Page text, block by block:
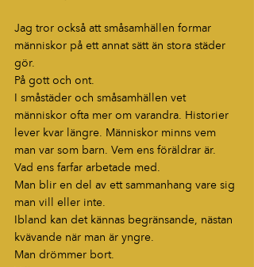
Jag tror också att småsamhällen formar
människor på ett annat sätt än stora städer
gör.
På gott och ont.
I småstäder och småsamhällen vet
människor ofta mer om varandra. Historier
lever kvar längre. Människor minns vem
man var som barn. Vem ens föräldrar är.
Vad ens farfar arbetade med.
Man blir en del av ett sammanhang vare sig
man vill eller inte.
Ibland kan det kännas begränsande, nästan
kvävande när man är yngre.
Man drömmer bort.